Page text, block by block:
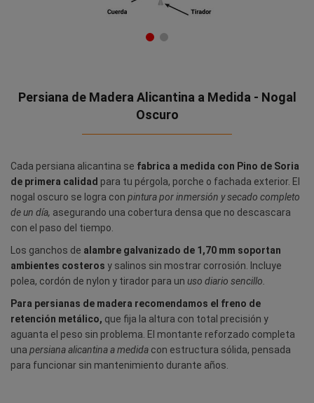
Persiana de Madera Alicantina a Medida - Nogal
Oscuro
Cada persiana alicantina se fabrica a medida con Pino de Soria
de primera calidad para tu pérgola, porche o fachada exterior. El
nogal oscuro se logra con pintura por inmersión y secado completo
de un día, asegurando una cobertura densa que no descascara
con el paso del tiempo.
Los ganchos de alambre galvanizado de 1,70 mm soportan
ambientes costeros y salinos sin mostrar corrosión. Incluye
polea, cordón de nylon y tirador para un uso diario sencillo.
Para persianas de madera recomendamos el freno de
retención metálico, que fija la altura con total precisión y
aguanta el peso sin problema. El montante reforzado completa
una persiana alicantina a medida con estructura sólida, pensada
para funcionar sin mantenimiento durante años.